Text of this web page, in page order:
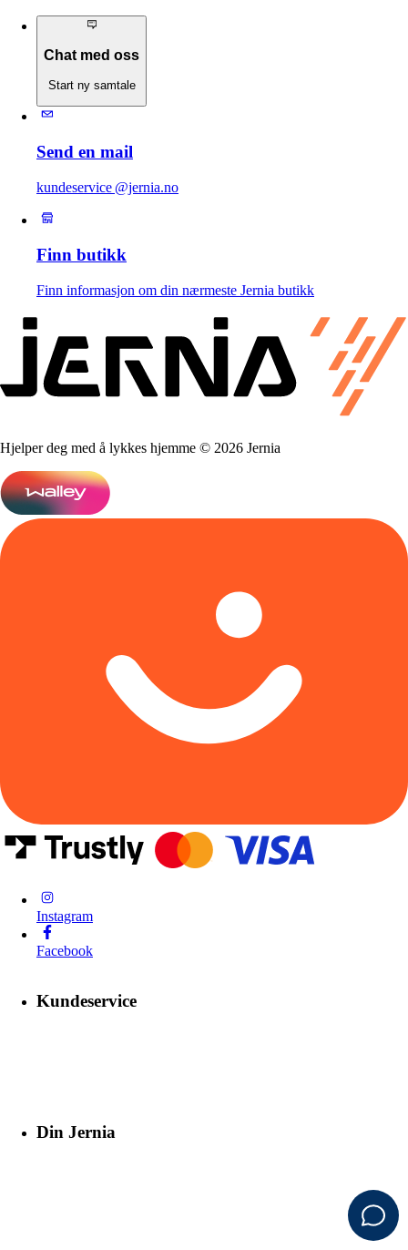
Chat med oss
Start ny samtale
Send en mail
kundeservice @jernia.no
Finn butikk
Finn informasjon om din nærmeste Jernia butikk
Hjelper deg med å lykkes hjemme © 2026 Jernia
Instagram
Facebook
Kundeservice
Din Jernia